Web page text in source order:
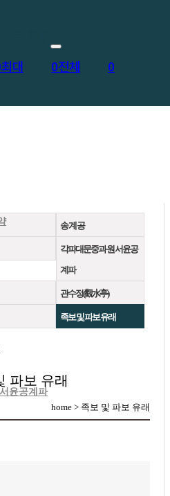
최대 0전체 0
윤공계파
송 계 공
각파대문중과 원 서윤공
계파
관수정(觀水亭)
족보 및 파보 유래
파보 유래
home > 족보 및 파보 유래